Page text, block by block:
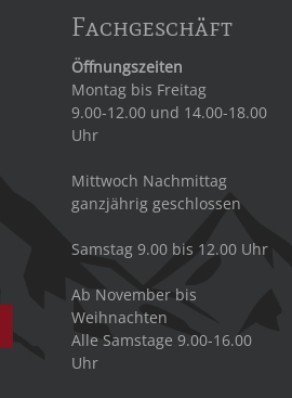
Fachgeschäft
Öffnungszeiten
Montag bis Freitag
9.00-12.00 und 14.00-18.00
Uhr
Mittwoch Nachmittag
ganzjährig geschlossen
Samstag 9.00 bis 12.00 Uhr
Ab November bis
Weihnachten
Alle Samstage 9.00-16.00
Uhr